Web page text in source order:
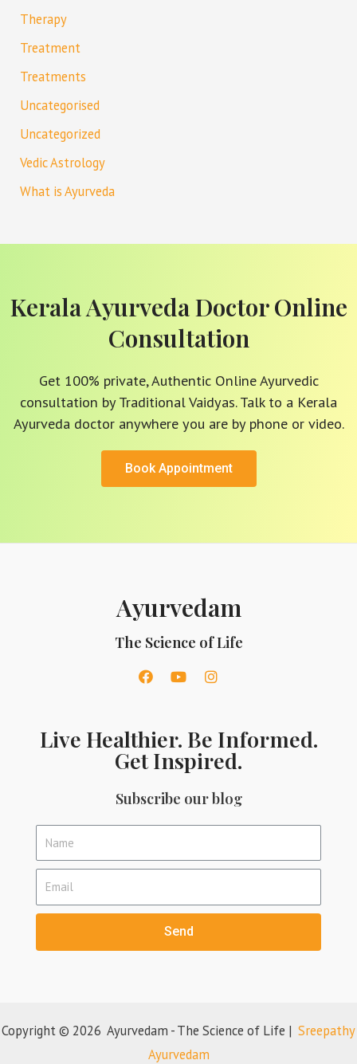
Therapy
Treatment
Treatments
Uncategorised
Uncategorized
Vedic Astrology
What is Ayurveda
Kerala Ayurveda Doctor Online
Consultation
Get 100% private, Authentic Online Ayurvedic
consultation by Traditional Vaidyas. Talk to a Kerala
Ayurveda doctor anywhere you are by phone or video.
Book Appointment
Ayurvedam
The Science of Life
Live Healthier. Be Informed.
Get Inspired.
Subscribe our blog
Send
Copyright © 2026 Ayurvedam - The Science of Life | Sreepathy
Ayurvedam